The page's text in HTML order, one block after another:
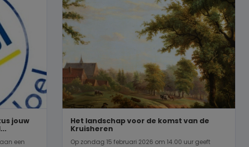
jouw
een
Het landschap voor de komst van de
Kruisheren
Op zondag 15 februari 2026 om 14.00 uur geeft